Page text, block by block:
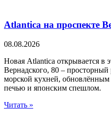
Atlantica на проспекте
08.08.2026
Новая Atlantica открывается в
Вернадского, 80 – просторный
морской кухней,
печью и японским спешлом.
Читать »